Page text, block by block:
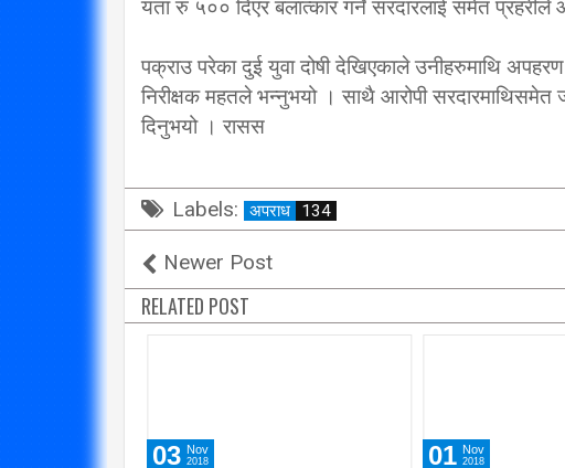
यता रु ५०० दिएर बलात्कार गर्ने सरदारलाई समेत
पक्राउ परेका दुई युवा दोषी देखिएकाले उनीहरुमाथि
निरीक्षक महतले भन्नुभयो । साथै आरोपी सरदारमाथिसमेत
दिनुभयो । रासस
Labels: अपराध 134
Next
आज पनि बसेन संसद बैठक, साउन ६ गतेसम्मका लागि
स्थगित